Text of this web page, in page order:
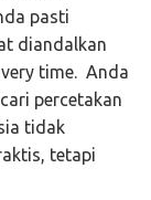
pasti
diandalkan
time. Anda
percetakan
tidak
tetapi